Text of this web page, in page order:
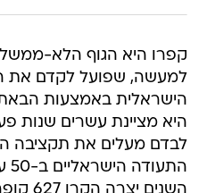
קפרו היא הגוף הלא-
למעשה, שפועל לקדם את
הישראלית באמצעות
היא מציינת עשרים שנות
לבדם מעלים את תקציבה